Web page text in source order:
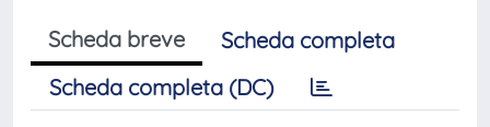
Scheda breve
Scheda completa
Scheda completa (DC)